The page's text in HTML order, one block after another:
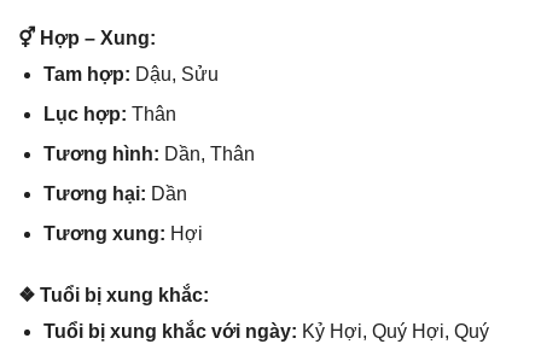
⚥ Hợp – Xung:
Tam hợp: Dậu, Sửu
Lục hợp: Thân
Tươnɡ hình: Dần, Thân
Tươnɡ hại: Dần
Tươnɡ xung: Hợi
❖ Tuổi bị xunɡ khắc:
Tuổi bị xunɡ khắc với ngày: Kỷ Hợi, Quý Hợi, Quý